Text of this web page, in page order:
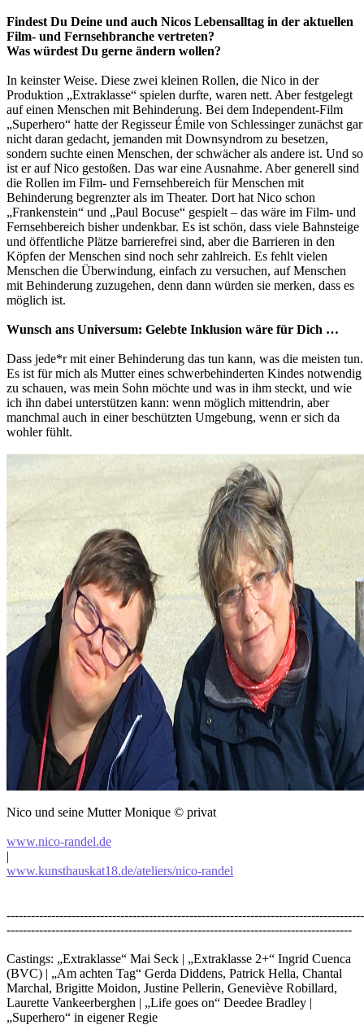
Findest Du Deine und auch Nicos Lebensalltag in der aktuellen
Film- und Fernsehbranche vertreten?
Was würdest Du gerne ändern wollen?
In keinster Weise. Diese zwei kleinen Rollen, die Nico in der
Produktion „Extraklasse“ spielen durfte, waren nett. Aber festgelegt
auf einen Menschen mit Behinderung. Bei dem Independent-Film
„Superhero“ hatte der Regisseur Émile von Schlessinger zunächst gar
nicht daran gedacht, jemanden mit Downsyndrom zu besetzen,
sondern suchte einen Menschen, der schwächer als andere ist. Und so
ist er auf Nico gestoßen. Das war eine Ausnahme. Aber generell sind
die Rollen im Film- und Fernsehbereich für Menschen mit
Behinderung begrenzter als im Theater. Dort hat Nico schon
„Frankenstein“ und „Paul Bocuse“ gespielt – das wäre im Film- und
Fernsehbereich bisher undenkbar. Es ist schön, dass viele Bahnsteige
und öffentliche Plätze barrierefrei sind, aber die Barrieren in den
Köpfen der Menschen sind noch sehr zahlreich. Es fehlt vielen
Menschen die Überwindung, einfach zu versuchen, auf Menschen
mit Behinderung zuzugehen, denn dann würden sie merken, dass es
möglich ist.
Wunsch ans Universum: Gelebte Inklusion wäre für Dich …
Dass jede*r mit einer Behinderung das tun kann, was die meisten tun.
Es ist für mich als Mutter eines schwerbehinderten Kindes notwendig
zu schauen, was mein Sohn möchte und was in ihm steckt, und wie
ich ihn dabei unterstützen kann: wenn möglich mittendrin, aber
manchmal auch in einer beschützten Umgebung, wenn er sich da
wohler fühlt.
Nico und seine Mutter Monique © privat
www.nico-randel.de
|
www.kunsthauskat18.de/ateliers/nico-randel
----------------------------------------------------------------------------------------
-------------------------------------------------------------------------------------
Castings: „Extraklasse“ Mai Seck | „Extraklasse 2+“ Ingrid Cuenca
(BVC) | „Am achten Tag“ Gerda Diddens, Patrick Hella, Chantal
Marchal, Brigitte Moidon, Justine Pellerin, Geneviève Robillard,
Laurette Vankeerberghen | „Life goes on“ Deedee Bradley |
„Superhero“ in eigener Regie